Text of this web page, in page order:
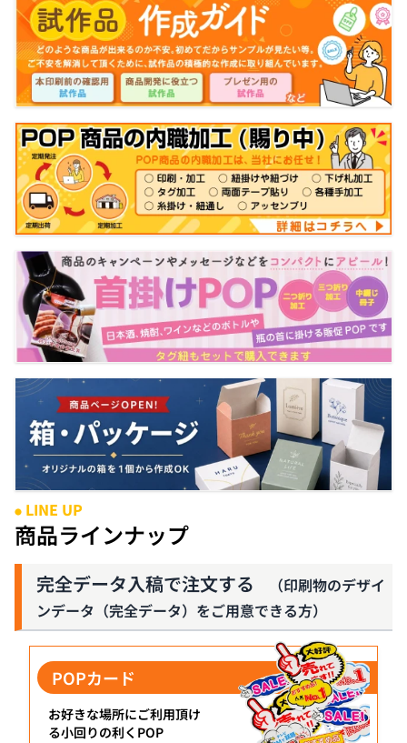
● LINE UP
商品ラインナップ
完全データ入稿で注文する
（印刷物のデザイ
ンデータ（完全データ）をご用意できる方）
POPカード
お好きな場所にご利用頂け
る小回りの利くPOP